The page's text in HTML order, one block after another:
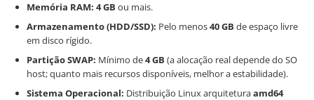
Memória RAM: 4 GB ou mais.
Armazenamento (HDD/SSD): Pelo menos40 GB de espaço livre
em disco rígido.
Partição SWAP: Mínimo de4 GB (a alocação real depende do SO
host; quanto mais recursos disponíveis, melhor a estabilidade).
Sistema Operacional: Distribuição Linux arquiteturaamd64